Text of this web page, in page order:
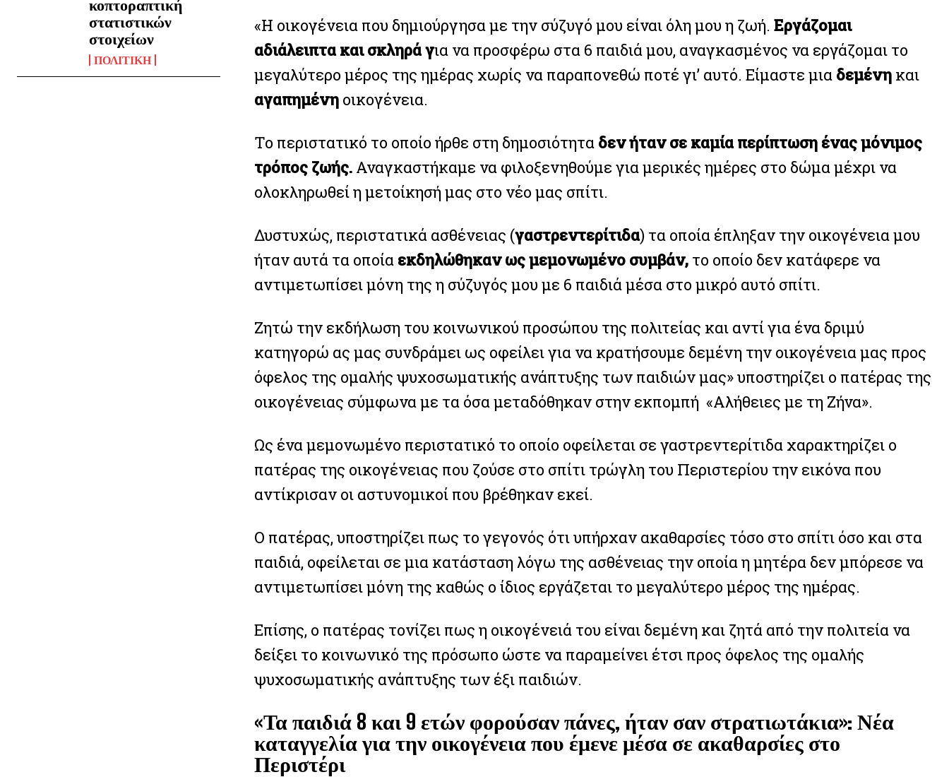
κοπτοραπτική
στατιστικών
στοιχείων
ΠΟΛΙΤΙΚΗ
«Η οικογένεια που δημιούργησα με την σύζυγό μου είναι όλη μου η ζωή. Εργάζομαι
αδιάλειπτα και σκληρά για να προσφέρω στα 6 παιδιά μου, αναγκασμένος να εργάζομαι το
μεγαλύτερο μέρος της ημέρας χωρίς να παραπονεθώ ποτέ γι’ αυτό. Είμαστε μια δεμένη και
αγαπημένη οικογένεια.
Το περιστατικό το οποίο ήρθε στη δημοσιότητα δεν ήταν σε καμία περίπτωση ένας μόνιμος
τρόπος ζωής. Αναγκαστήκαμε να φιλοξενηθούμε για μερικές ημέρες στο δώμα μέχρι να
ολοκληρωθεί η μετοίκησή μας στο νέο μας σπίτι.
Δυστυχώς, περιστατικά ασθένειας (γαστρεντερίτιδα) τα οποία έπληξαν την οικογένεια μου
ήταν αυτά τα οποία εκδηλώθηκαν ως μεμονωμένο συμβάν, το οποίο δεν κατάφερε να
αντιμετωπίσει μόνη της η σύζυγός μου με 6 παιδιά μέσα στο μικρό αυτό σπίτι.
Ζητώ την εκδήλωση του κοινωνικού προσώπου της πολιτείας και αντί για ένα δριμύ
κατηγορώ ας μας συνδράμει ως οφείλει για να κρατήσουμε δεμένη την οικογένεια μας προς
όφελος της ομαλής ψυχοσωματικής ανάπτυξης των παιδιών μας» υποστηρίζει ο πατέρας της
οικογένειας σύμφωνα με τα όσα μεταδόθηκαν στην εκπομπή «Αλήθειες με τη Ζήνα».
Ως ένα μεμονωμένο περιστατικό το οποίο οφείλεται σε γαστρεντερίτιδα χαρακτηρίζει ο
πατέρας της οικογένειας που ζούσε στο σπίτι τρώγλη του Περιστερίου την εικόνα που
αντίκρισαν οι αστυνομικοί που βρέθηκαν εκεί.
Ο πατέρας, υποστηρίζει πως το γεγονός ότι υπήρχαν ακαθαρσίες τόσο στο σπίτι όσο και στα
παιδιά, οφείλεται σε μια κατάσταση λόγω της ασθένειας την οποία η μητέρα δεν μπόρεσε να
αντιμετωπίσει μόνη της καθώς ο ίδιος εργάζεται το μεγαλύτερο μέρος της ημέρας.
Επίσης, ο πατέρας τονίζει πως η οικογένειά του είναι δεμένη και ζητά από την πολιτεία να
δείξει το κοινωνικό της πρόσωπο ώστε να παραμείνει έτσι προς όφελος της ομαλής
ψυχοσωματικής ανάπτυξης των έξι παιδιών.
«Τα παιδιά 8 και 9 ετών φορούσαν πάνες, ήταν σαν στρατιωτάκια»: Νέα
καταγγελία για την οικογένεια που έμενε μέσα σε ακαθαρσίες στο
Περιστέρι